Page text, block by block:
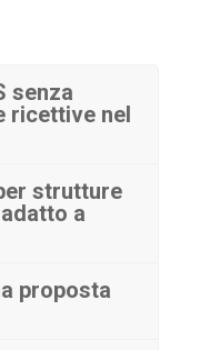
senza
ricettive nel
strutture
a
proposta